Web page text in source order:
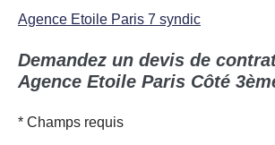
Agence Etoile Paris 7 syndic
Demandez un devis de
Agence Etoile Paris Côté
* Champs requis